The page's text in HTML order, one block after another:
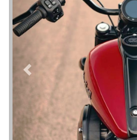
Предыдущий